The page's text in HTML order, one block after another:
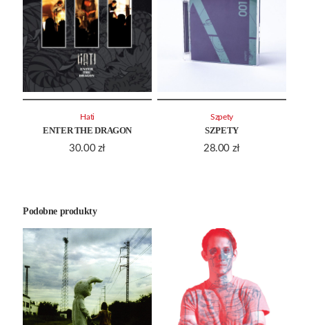
ENTER THE DRAGON
30.00 zł
Hati
SZPETY
28.00 zł
Szpety
Podobne produkty